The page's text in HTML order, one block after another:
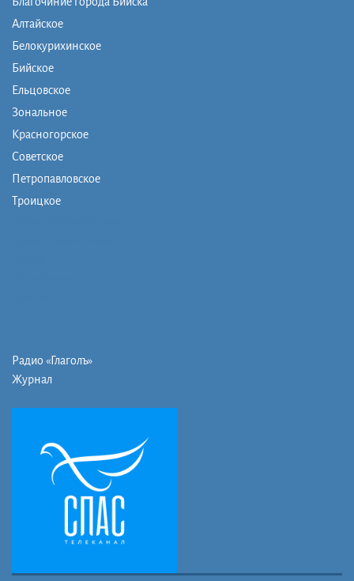
Алтайское
Белокурихинское
Бийское
Ельцовское
Зональное
Красногорское
Советское
Петропавловское
Троицкое
Радио «Глаголъ»
Журнал